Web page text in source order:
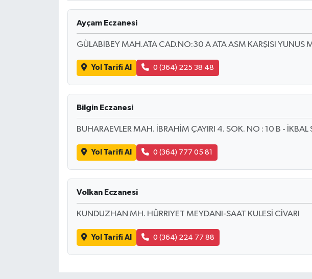
Ayçam Eczanesi
GÜLABİBEY MAH.ATA CAD.NO:30 A ATA ASM KARŞISI YUNUS
Yol Tarifi Al 0 (364) 225 38 48
Bilgin Eczanesi
BUHARAEVLER MAH. İBRAHİM ÇAYIRI 4. SOK. NO : 10 B - İKBAL
Yol Tarifi Al 0 (364) 777 05 81
Volkan Eczanesi
KUNDUZHAN MH. HÜRRIYET MEYDANI-SAAT KULESİ CİVARI
Yol Tarifi Al 0 (364) 224 77 88